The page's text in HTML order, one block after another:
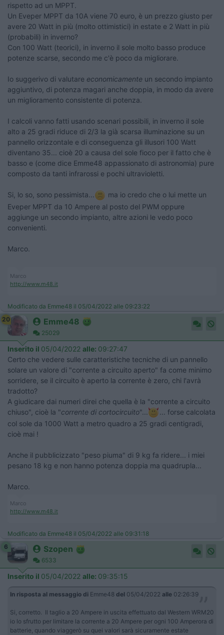
rispetto ad un MPPT.
Un Eveper MPPT da 10A viene 70 euro, è un prezzo giusto per
avere 20 Watt in più (molto ottimistici) in estate e 2 Watt in più
(probabili) in inverno?
Con 100 Watt (teorici), in inverno il sole molto basso produce
potenze scarse, secondo me c'è poco da migliorare.
Io suggerivo di valutare economicamente un secondo impianto
aggiuntivo, di potenza magari anche doppia, in modo da avere
un miglioramento consistente di potenza.
I calcoli vanno fatti usando scenari possibili, in inverno il sole
alto a 25 gradi riduce di 2/3 la già scarsa illuminazione su un
pannello orizzontale e di conseguenza gli illusori 100 Watt
diventano 35... cioè 20 a causa del sole fioco per il fatto che è
basso e (come dice Emme48 appassionato di astronomia) pure
composto da tanti infrarossi e pochi ultravioletti.
Si, lo so, sono pessimista...
ma io credo che o lui mette un
Eveper MPPT da 10 Ampere al posto del PWM oppure
aggiunge un secondo impianto, altre azioni le vedo poco
convenienti.
Marco.
Marco
http://www.m48.it
Modificato da Emme48 il 05/04/2022 alle 09:23:22
20
Emme48
25029
Inserito il 05/04/2022 alle: 09:27:47
Certo che vedere sulle caratteristiche tecniche di un pannello
solare un valore di "corrente a circuito aperto" fa come minimo
sorridere, se il circuito è aperto la corrente è zero, chi l'avrà
tradotto?
A giudicare dai numeri direi che quella è la "corrente a circuito
chiuso", cioè la "corrente di cortocircuito"...
... forse calcolata
col sole da 1000 Watt a metro quadro a 25 gradi centigradi,
cioè mai !
Anche il pubblicizzato "peso piuma" di 9 kg fa ridere... i miei
pesano 18 kg e non hanno potenza doppia ma quadrupla...
Marco.
Marco
http://www.m48.it
Modificato da Emme48 il 05/04/2022 alle 09:31:18
6
Szopen
6533
Inserito il 05/04/2022 alle: 09:35:15
In risposta al messaggio di Emme48 del 05/04/2022 alle 02:26:39
Si, corretto. Il taglio a 20 Ampere in uscita effettuato dal Western WRM20
io lo sfrutto per limitare la corrente a 20 Ampere per ogni 100 Amperora di
batterie, quando viaggerò su quei valori sarà sicuramente estate